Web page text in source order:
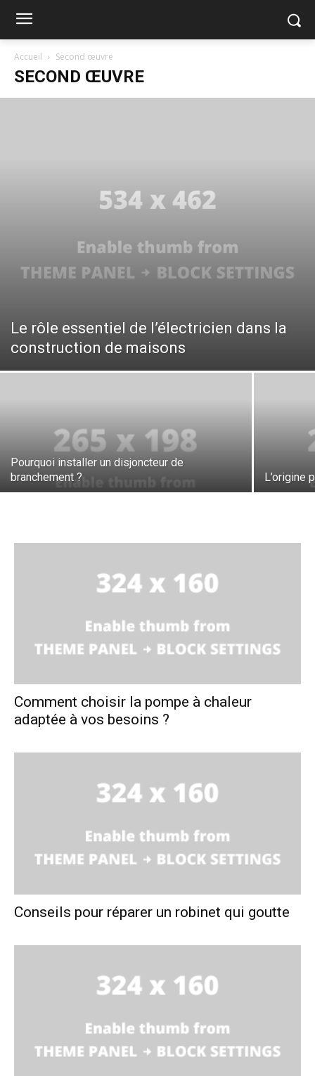
Accueil Second œuvre
SECOND ŒUVRE
Le rôle essentiel de l’électricien dans la
construction de maisons
Pourquoi installer un disjoncteur de
branchement ?
L’origine
Comment choisir la pompe à chaleur
adaptée à vos besoins ?
Conseils pour réparer un robinet qui goutte